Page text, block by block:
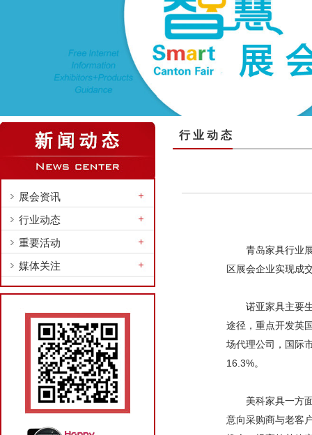
展会资讯
行业动态
重要活动
媒体关注
行 业 动 态
青岛家具行业
区展会企业实现成
诺亚家具主要
途径，重点开发英
场代理公司，国际
16.3%。
美科家具一方
意向采购商与老客